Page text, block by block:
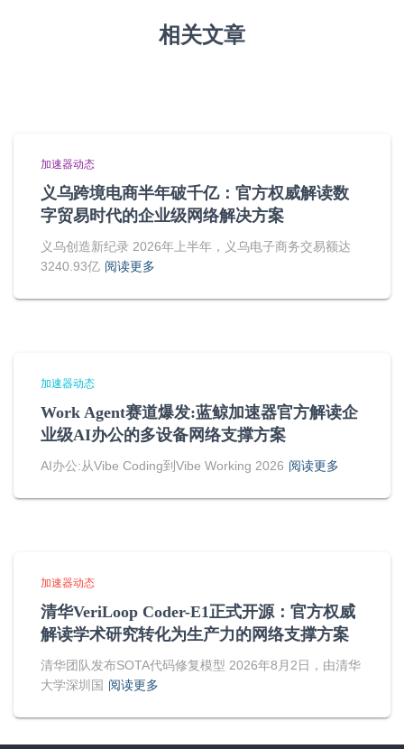
相关文章
加速器动态
义乌跨境电商半年破千亿：官方权威解读数
字贸易时代的企业级网络解决方案
义乌创造新纪录 2026年上半年，义乌电子商务交易额达
3240.93亿 阅读更多
加速器动态
Work Agent赛道爆发:蓝鲸加速器官方解读企
业级AI办公的多设备网络支撑方案
AI办公:从Vibe Coding到Vibe Working 2026 阅读更多
加速器动态
清华VeriLoop Coder-E1正式开源：官方权威
解读学术研究转化为生产力的网络支撑方案
清华团队发布SOTA代码修复模型 2026年8月2日，由清华
大学深圳国 阅读更多